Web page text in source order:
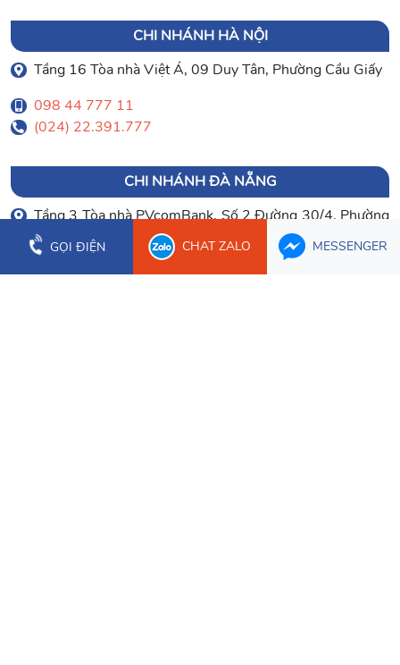
CHI NHÁNH HÀ NỘI
Tầng 16 Tòa nhà Việt Á, 09 Duy Tân, Phường Cầu Giấy
098 44 777 11
(024) 22.391.777
CHI NHÁNH ĐÀ NẴNG
Tầng 3 Tòa nhà PVcomBank, Số 2 Đường 30/4, Phường
Hòa Cường
0903 003 779
GỌI ĐIỆN CHAT ZALO MESSENGER